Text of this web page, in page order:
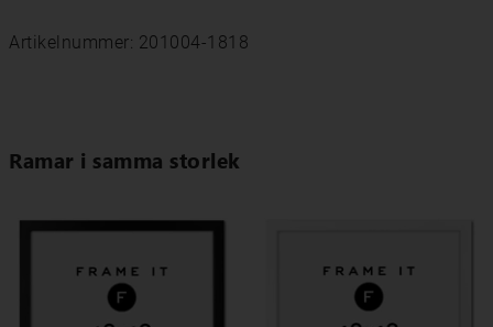
Artikelnummer: 201004-1818
Ramar i samma storlek